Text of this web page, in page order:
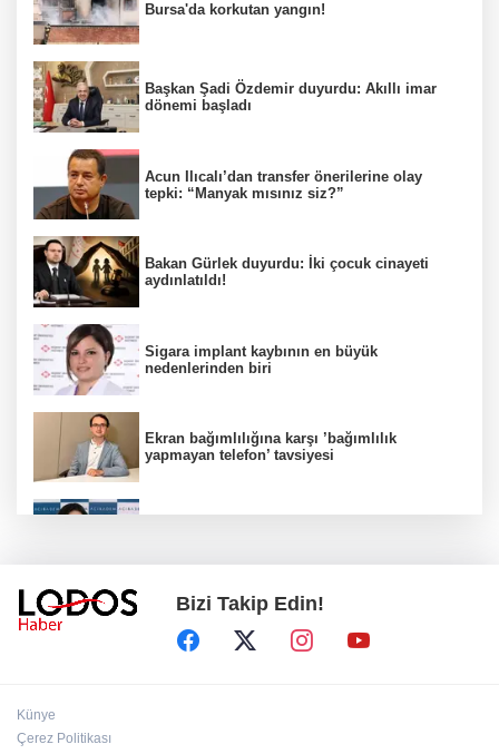
Bursa'da korkutan yangın!
Başkan Şadi Özdemir duyurdu: Akıllı imar
dönemi başladı
Acun Ilıcalı’dan transfer önerilerine olay
tepki: “Manyak mısınız siz?”
Bakan Gürlek duyurdu: İki çocuk cinayeti
aydınlatıldı!
Sigara implant kaybının en büyük
nedenlerinden biri
Ekran bağımlılığına karşı ’bağımlılık
yapmayan telefon’ tavsiyesi
2 çocuğun ölümünde gerçek ortaya çıktı!
Gürlek açıkladı!
Bizi Takip Edin!
Künye
Çerez Politikası